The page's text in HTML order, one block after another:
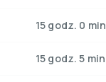
15 godz. 0 min
15 godz. 5 min